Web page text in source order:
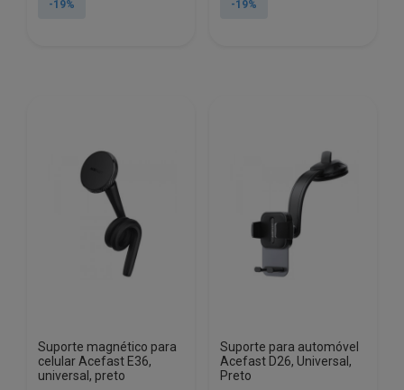
-19% -19%
Suporte magnético para
celular Acefast E36,
universal, preto
Suporte para automóvel
Acefast D26, Universal,
Preto